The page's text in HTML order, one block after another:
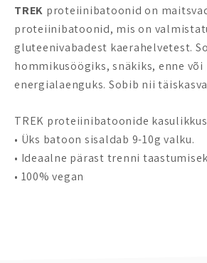
TREK proteiinibatoonid on
proteiinibatoonid, mis on
gluteenivabadest kaerahelvetest.
hommikusöögiks, snäkiks, enne
energialaenguks. Sobib nii
TREK proteiinibatoonide
• Üks batoon sisaldab 9-10g valku.
• Ideaalne pärast trenni
• 100% vegan